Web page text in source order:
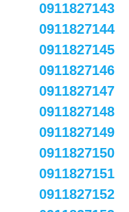
0911827143
0911827144
0911827145
0911827146
0911827147
0911827148
0911827149
0911827150
0911827151
0911827152